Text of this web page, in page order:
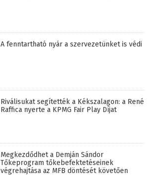
A fenntartható nyár a szervezetünket is védi
Riválisukat segítették a Kékszalagon: a René
Raffica nyerte a KPMG Fair Play Díjat
Megkezdődhet a Demján Sándor
Tőkeprogram tőkebefektetéseinek
végrehajtása az MFB döntését követően